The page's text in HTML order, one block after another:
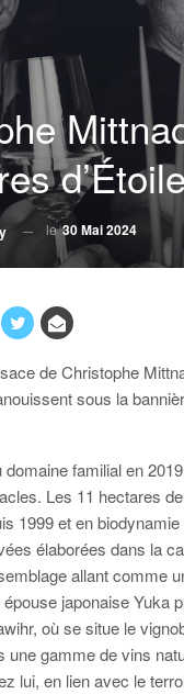
le30 Mai 2024
de Christophe
sous la
familial en
Les 11 hectares
1999 et en
élaborées dans la
allant comme
japonaise Yuka
où se situe le
une gamme de vins
lui, en lien avec le